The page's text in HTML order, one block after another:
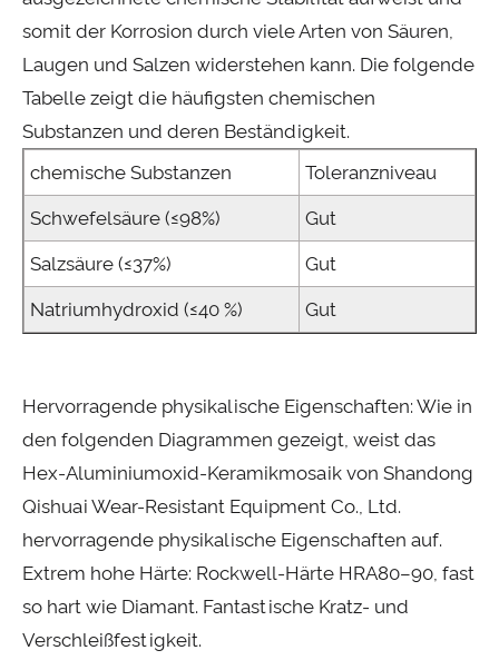
somit der Korrosion durch viele Arten von Säuren,
Laugen und Salzen widerstehen kann. Die folgende
Tabelle zeigt die häufigsten chemischen
Substanzen und deren Beständigkeit.
chemische Substanzen
Toleranzniveau
Schwefelsäure (≤98%) Gut
Salzsäure (≤37%) Gut
Natriumhydroxid (≤40 %) Gut
Hervorragende physikalische Eigenschaften: Wie in
den folgenden Diagrammen gezeigt, weist das
Hex-Aluminiumoxid-Keramikmosaik von Shandong
Qishuai Wear-Resistant Equipment Co., Ltd.
hervorragende physikalische Eigenschaften auf.
Extrem hohe Härte: Rockwell-Härte HRA80–90, fast
so hart wie Diamant. Fantastische Kratz- und
Verschleißfestigkeit.